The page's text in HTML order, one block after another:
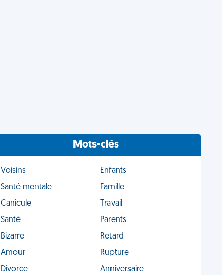
Mots-clés
Voisins
Enfants
Santé mentale
Famille
Canicule
Travail
Santé
Parents
Bizarre
Retard
Amour
Rupture
Divorce
Anniversaire